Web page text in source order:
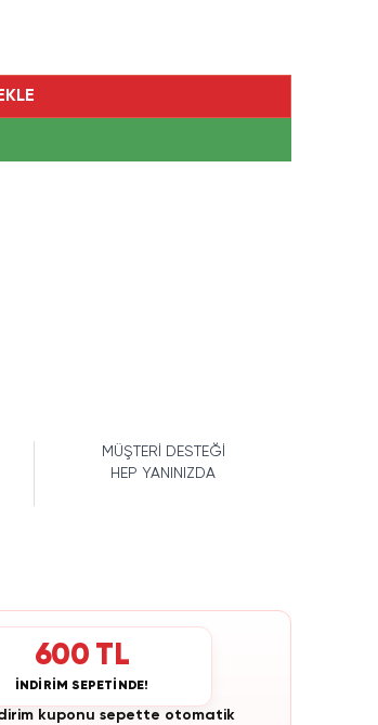
MÜŞTERİ DESTEĞİ
HEP YANINIZDA
600 TL
İNDİRİM SEPETİNDE!
kuponu sepette otomatik